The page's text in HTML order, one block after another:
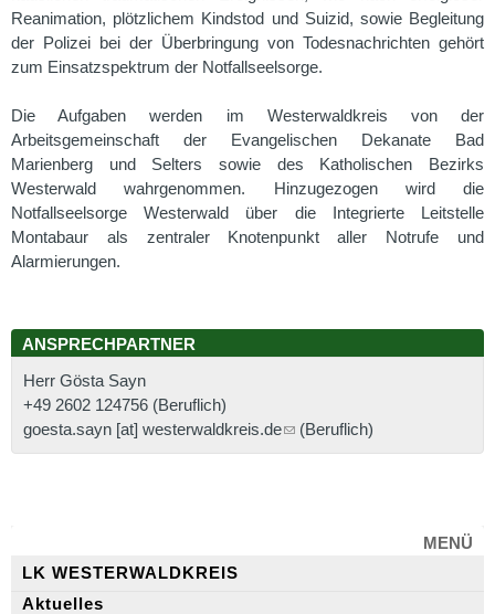
Reanimation, plötzlichem Kindstod und Suizid, sowie Begleitung
der Polizei bei der Überbringung von Todesnachrichten gehört
zum Einsatzspektrum der Notfallseelsorge.
Die Aufgaben werden im Westerwaldkreis von der
Arbeitsgemeinschaft der Evangelischen Dekanate Bad
Marienberg und Selters sowie des Katholischen Bezirks
Westerwald wahrgenommen. Hinzugezogen wird die
Notfallseelsorge Westerwald über die Integrierte Leitstelle
Montabaur als zentraler Knotenpunkt aller Notrufe und
Alarmierungen.
ANSPRECHPARTNER
Herr Gösta Sayn
+49 2602 124756 (Beruflich)
goesta.sayn [at] westerwaldkreis.de
(Beruflich)
MENÜ
LK WESTERWALDKREIS
Aktuelles